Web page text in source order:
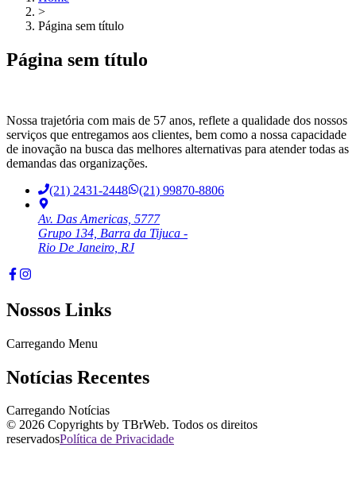
>
Página sem título
Página sem título
Nossa trajetória com mais de 57 anos, reflete a qualidade dos nossos
serviços que entregamos aos clientes, bem como a nossa capacidade
de inovação na busca das melhores alternativas para atender todas as
demandas das organizações.
(21) 2431-2448
(21) 99870-8806
Av. Das Americas, 5777
Grupo 134, Barra da Tijuca -
Rio De Janeiro, RJ
Nossos Links
Carregando Menu
Notícias Recentes
Carregando Notícias
© 2026 Copyrights by TBrWeb. Todos os direitos
reservadosPolítica de Privacidade